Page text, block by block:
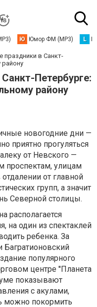
Ю Юмор ФМ (MP3) L
праздники в Санкт-
району
Петербурге:
району
новогодние дни —
приятно прогуляться
от Невского —
проспектам, улицам
от главной
групп, а значит
Северной столицы.
располагается
на один из спектаклей
ребенка. За
Багратионовский
популярного
центре ''Планета
показывают
с акулами,
можно покормить